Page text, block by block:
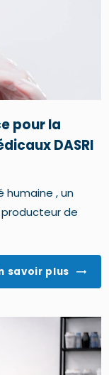
pour la
DASRI
humaine , un
de
savoir plus